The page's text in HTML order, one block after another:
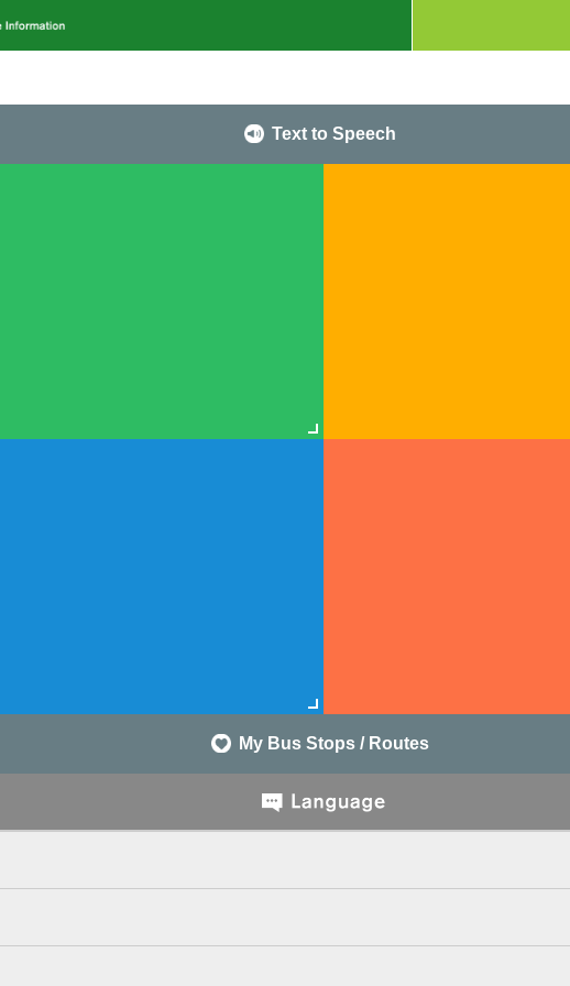
Text to Speech
My Bus Stops / Routes